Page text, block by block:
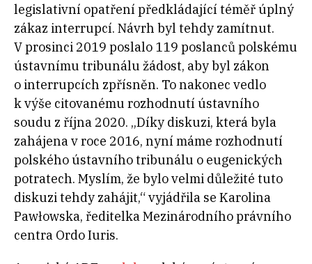
legislativní opatření předkládající téměř úplný
zákaz interrupcí. Návrh byl tehdy zamítnut.
V prosinci 2019 poslalo 119 poslanců polskému
ústavnímu tribunálu žádost, aby byl zákon
o interrupcích zpřísněn. To nakonec vedlo
k výše citovanému rozhodnutí ústavního
soudu z října 2020. „Díky diskuzi, která byla
zahájena v roce 2016, nyní máme rozhodnutí
polského ústavního tribunálu o eugenických
potratech. Myslím, že bylo velmi důležité tuto
diskuzi tehdy zahájit,“ vyjádřila se Karolina
Pawłowska, ředitelka Mezinárodního právního
centra Ordo Iuris.